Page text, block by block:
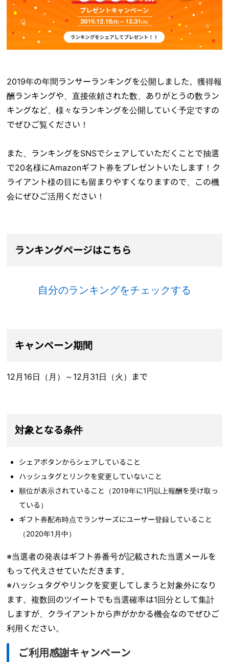
2019年の年間ランサーランキングを公開しました。獲得報
酬ランキングや、直接依頼された数、ありがとうの数ラン
キングなど、様々なランキングを公開していく予定ですの
でぜひご覧ください！
また、ランキングをSNSでシェアしていただくことで抽選
で20名様にAmazonギフト券をプレゼントいたします！ク
ライアント様の目にも留まりやすくなりますので、この機
会にぜひご活用ください！
ランキングページはこちら
自分のランキングをチェックする
キャンペーン期間
12月16日（月）～12月31日（火）まで
対象となる条件
シェアボタンからシェアしていること
ハッシュタグとリンクを変更していないこと
順位が表示されていること（2019年に1円以上報酬を受け取っ
ている）
ギフト券配布時点でランサーズにユーザー登録していること
（2020年1月中）
※当選者の発表はギフト券番号が記載された当選メールを
もって代えさせていただきます。
※ハッシュタグやリンクを変更してしまうと対象外になり
ます。複数回のツイートでも当選確率は1回分として集計
しますが、クライアントから声がかかる機会なのでぜひご
利用ください。
ご利用感謝キャンペーン